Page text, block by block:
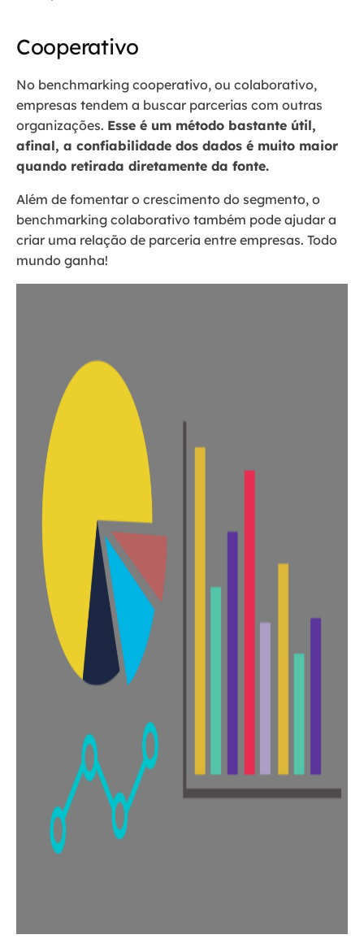
Cooperativo
No benchmarking cooperativo, ou colaborativo,
empresas tendem a buscar parcerias com outras
organizações. Esse é um método bastante útil,
afinal, a confiabilidade dos dados é muito maior
quando retirada diretamente da fonte.
Além de fomentar o crescimento do segmento, o
benchmarking colaborativo também pode ajudar a
criar uma relação de parceria entre empresas. Todo
mundo ganha!